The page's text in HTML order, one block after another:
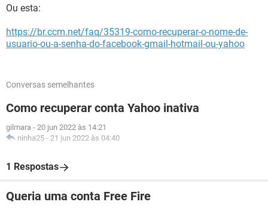
Ou esta:
https://br.ccm.net/faq/35319-como-recuperar-o-nome-de-
usuario-ou-a-senha-do-facebook-gmail-hotmail-ou-yahoo
Conversas semelhantes
Como recuperar conta Yahoo inativa
gilmara - 20 jun 2022 às 14:21
ninha25 - 21 jun 2022 às 04:40
1 Respostas
Queria uma conta Free Fire